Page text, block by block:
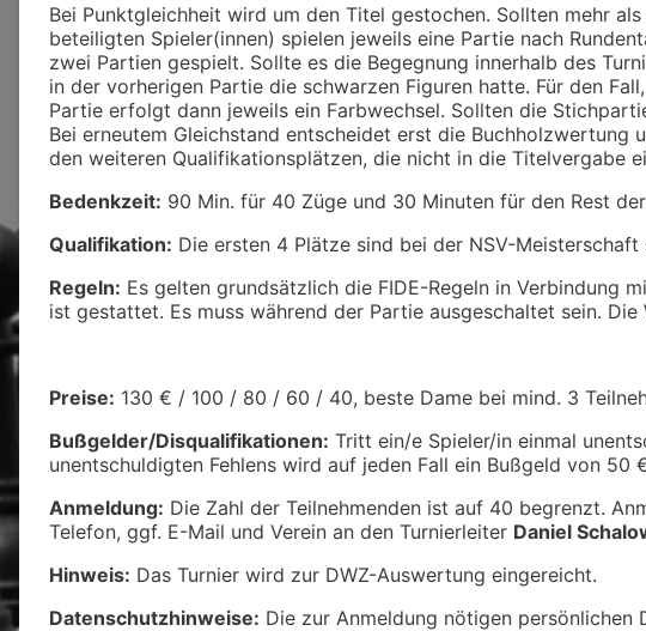
Bei Punktgleichheit wird um den Titel gestochen. Sollten mehr
beteiligten Spieler(innen) spielen jeweils eine Partie nach
zwei Partien gespielt. Sollte es die Begegnung innerhalb des
in der vorherigen Partie die schwarzen Figuren hatte. Für den
Partie erfolgt dann jeweils ein Farbwechsel. Sollten die
Bei erneutem Gleichstand entscheidet erst die
den weiteren Qualifikationsplätzen, die nicht in die Titelvergabe
Bedenkzeit: 90 Min. für 40 Züge und 30 Minuten für den Rest
Qualifikation: Die ersten 4 Plätze sind bei der NSV-
Regeln: Es gelten grundsätzlich die FIDE-Regeln in Verbindung
ist gestattet. Es muss während der Partie ausgeschaltet sein.
Preise: 130 € / 100 / 80 / 60 / 40, beste Dame bei mind. 3
Bußgelder/Disqualifikationen: Tritt ein/e Spieler/in einmal
unentschuldigten Fehlens wird auf jeden Fall ein Bußgeld von 50
Anmeldung: Die Zahl der Teilnehmenden ist auf 40 begrenzt.
Telefon, ggf. E-Mail und Verein an den Turnierleiter Daniel
Hinweis: Das Turnier wird zur DWZ-Auswertung eingereicht.
Datenschutzhinweise: Die zur Anmeldung nötigen